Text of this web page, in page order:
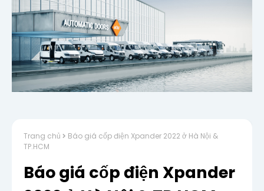
Trang chủ
Báo giá cốp điện Xpander 2022 ở Hà Nội &
TP.HCM
Báo giá cốp điện Xpander